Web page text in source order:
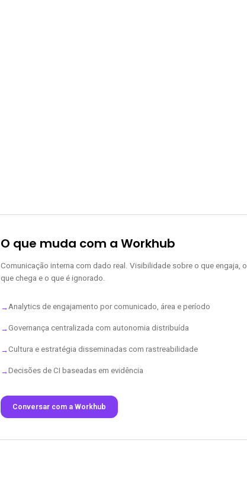
O que muda com a Workhub
Comunicação interna com dado real. Visibilidade sobre o que engaja, o
que chega e o que é ignorado.
→Analytics de engajamento por comunicado, área e período
→Governança centralizada com autonomia distribuída
→Cultura e estratégia disseminadas com rastreabilidade
→Decisões de CI baseadas em evidência
Conversar com a Workhub